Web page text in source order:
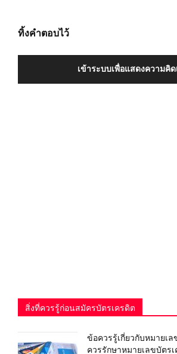
ทิ้งคำตอบไว้
เข้าระบบเพื่อแสดงความคิด
สิ่งที่ควรรู้ก่อนสมัครบัตรเครดิต
ข้อควรรู้เกี่ยวกับหมายเล
ควรรักษาหมายเลขบัตร